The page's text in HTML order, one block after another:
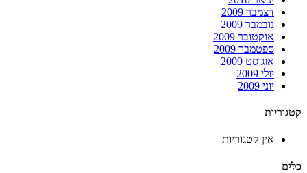
דצמבר 2009
נובמבר 2009
אוקטובר 2009
ספטמבר 2009
אוגוסט 2009
יולי 2009
יוני 2009
קטגוריות
אין קטגוריות
כלים